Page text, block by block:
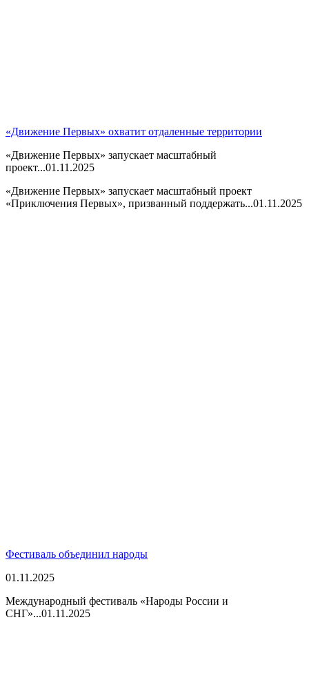
«Движение Первых» охватит отдаленные территории
«Движение Первых» запускает масштабный
проект...01.11.2025
«Движение Первых» запускает масштабный проект
«Приключения Первых», призванный поддержать...01.11.2025
Фестиваль объединил народы
01.11.2025
Международный фестиваль «Народы России и
СНГ»...01.11.2025